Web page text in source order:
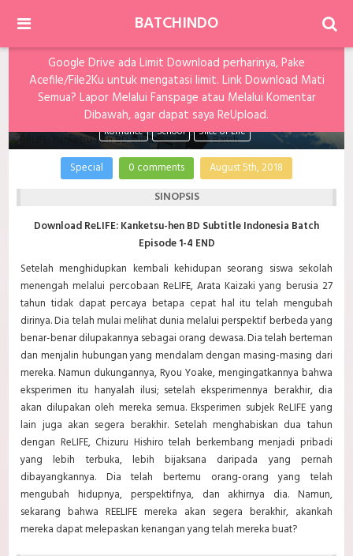
BATCHINDO
Google Drive ada Limit Download perharinya, Pake
Acefile/File2Ku untuk mengatasi limit. Link Download Mati
Semua? Lapor Melalui Fanspage atau Melalui Komentar
Dibawah, agar dapat saya ReUpload.
ReLIFE: Kanketsu-hen BD Subtitle Indonesia
Batch
Romance School Slice of Life
Special 0 comments August 5th, 2018
SINOPSIS
Download ReLIFE: Kanketsu-hen BD Subtitle Indonesia Batch
Episode 1-4 END
Setelah menghidupkan kembali kehidupan seorang siswa sekolah
menengah melalui percobaan ReLIFE, Arata Kaizaki yang berusia 27
tahun tidak dapat percaya betapa cepat hal itu telah mengubah
dirinya. Dia telah mulai melihat dunia melalui perspektif berbeda yang
benar-benar dilupakannya sebagai orang dewasa. Dia telah berteman
dan menjalin hubungan yang mendalam dengan masing-masing dari
mereka. Namun dukungannya, Ryou Yoake, mengingatkannya bahwa
eksperimen itu hanyalah ilusi; setelah eksperimennya berakhir, dia
akan dilupakan oleh mereka semua. Eksperimen subjek ReLIFE yang
lain juga akan segera berakhir. Setelah menghabiskan dua tahun
dengan ReLIFE, Chizuru Hishiro telah berkembang menjadi pribadi
yang lebih terbuka, lebih bijaksana daripada yang pernah
dibayangkannya. Dia telah bertemu orang-orang yang telah
mengubah hidupnya, perspektifnya, dan akhirnya dia. Namun,
sekarang bahwa REELIFE mereka akan segera berakhir, akankah
mereka dapat melepaskan kenangan yang telah mereka buat?